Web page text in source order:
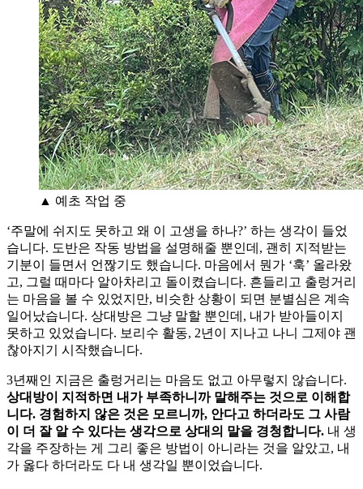
▲ 예초 작업 중
‘주말에 쉬지도 못하고 왜 이 고생을 하나?’ 하는 생각이 들었
습니다. 도반은 작동 방법을 설명해줄 뿐인데, 괜히 지적받는
기분이 들면서 언짢기도 했습니다. 마음에서 뭔가 ‘훅’ 올라왔
고, 그럴 때마다 알아차리고 돌이켰습니다. 흔들리고 출렁거리
는 마음을 볼 수 있었지만, 비슷한 상황이 되면 분별심은 계속
일어났습니다. 상대방은 그냥 말할 뿐인데, 내가 받아들이지
못하고 있었습니다. 보리수 활동, 2년이 지나고 나니 그제야 괜
찮아지기 시작했습니다.
3년째인 지금은 출렁거리는 마음도 없고 아무렇지 않습니다.
상대방이 지적하면 내가 부족하니까 말해주는 것으로 이해합
니다. 경험하지 않은 것은 모르니까, 안다고 하더라도 그 사람
이 더 잘 알 수 있다는 생각으로 상대의 말을 경청합니다. 내 생
각을 주장하는 게 그리 좋은 방법이 아니라는 것을 알았고, 내
가 옳다 하더라도 다 내 생각일 뿐이었습니다.